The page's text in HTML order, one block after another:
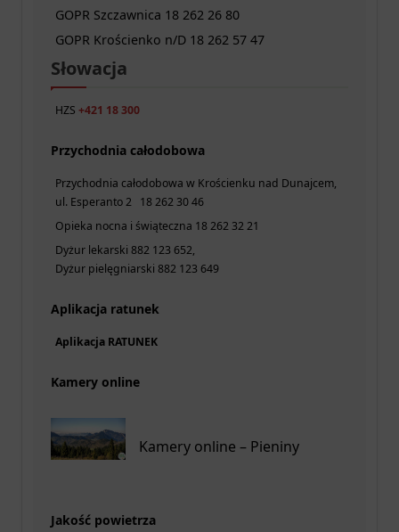
GOPR Szczawnica 18 262 26 80
GOPR Krościenko n/D 18 262 57 47
Słowacja
HZS +421 18 300
Przychodnia całodobowa
Przychodnia całodobowa w Krościenku nad Dunajcem,
ul. Esperanto 2 18 262 30 46
Opieka nocna i świąteczna 18 262 32 21
Dyżur lekarski 882 123 652,
Dyżur pielęgniarski 882 123 649
Aplikacja ratunek
Aplikacja RATUNEK
Kamery online
Kamery online – Pieniny
Jakość powietrza